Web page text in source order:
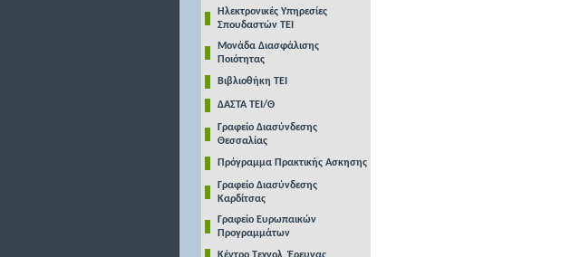
Ηλεκτρονικές Υπηρεσίες
Σπουδαστών ΤΕΙ
Μονάδα Διασφάλισης
Ποιότητας
Βιβλιοθήκη ΤΕΙ
ΔΑΣΤΑ ΤΕΙ/Θ
Γραφείο Διασύνδεσης
Θεσσαλίας
Πρόγραμμα Πρακτικής Ασκησης
Γραφείο Διασύνδεσης
Καρδίτσας
Γραφείο Ευρωπαικών
Προγραμμάτων